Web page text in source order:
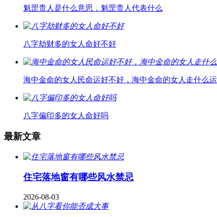
魁罡贵人是什么意思，魁罡贵人代表什么
八字劫财多的女人命好不好
海中金命的女人民命运好不好，海中金命的女人走什么
八字偏印多的女人命好吗
最新文章
住宅落地窗有哪些风水禁忌
2026-08-03